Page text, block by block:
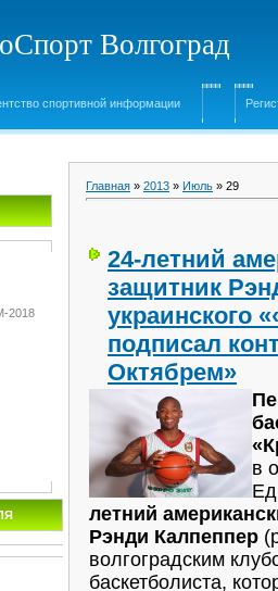
Волгоград
спортивной информации
2018
Главная » 2013 » Июль » 29
24-летний
защитник
украинского
подписал
Октябрем»
в
летний
Рэнди Калпеппер
волгоградским
баскетболиста,